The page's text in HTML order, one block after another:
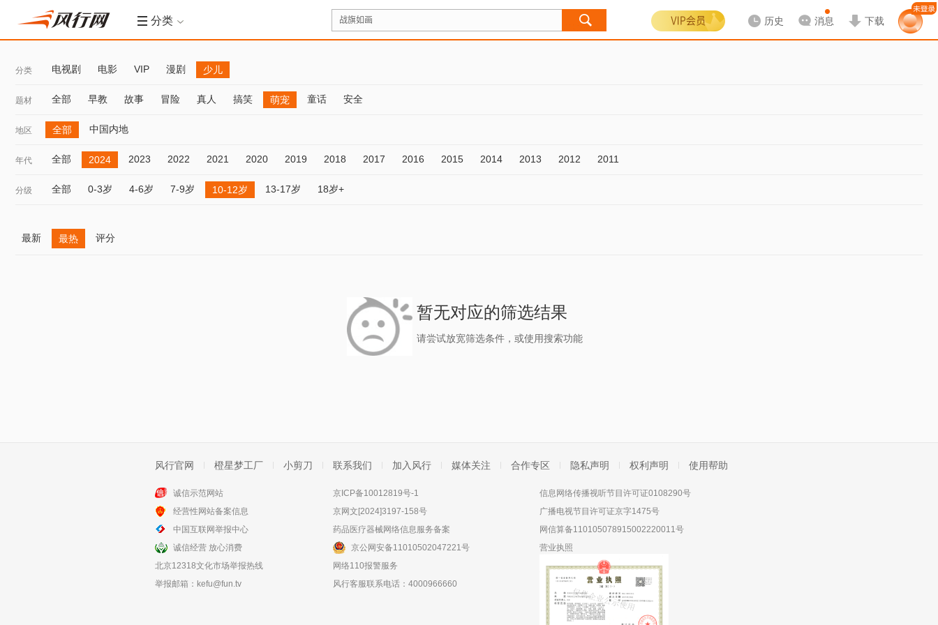
分类 历史 消息 下载
分类 电视剧 电影 VIP 漫剧 少儿
题材 全部 早教 故事 冒险 真人 搞笑 萌宠 童话 安全
地区 全部 中国内地
年代 全部 2024 2023 2022 2021 2020 2019 2018 2017 2016 2015 2014 2013 2012 2011
分级 全部 0-3岁 4-6岁 7-9岁 10-12岁 13-17岁 18岁+
最新 最热 评分
暂无对应的筛选结果
请尝试放宽筛选条件，或使用搜索功能
风行官网 橙星梦工厂 小剪刀 联系我们 加入风行 媒体关注 合作专区 隐私声明 权利声明 使用帮助
诚信示范网站
经营性网站备案信息
中国互联网举报中心
诚信经营 放心消费
北京12318文化市场举报热线
举报邮箱： kefu@fun.tv
京ICP备10012819号-1
京网文[2024]3197-158号
药品医疗器械网络信息服务备案
京公网安备11010502047221号
网络110报警服务
风行客服联系电话：4000966660
信息网络传播视听节目许可证0108290号
广播电视节目许可证京字1475号
网信算备110105078915002220011号
营业执照